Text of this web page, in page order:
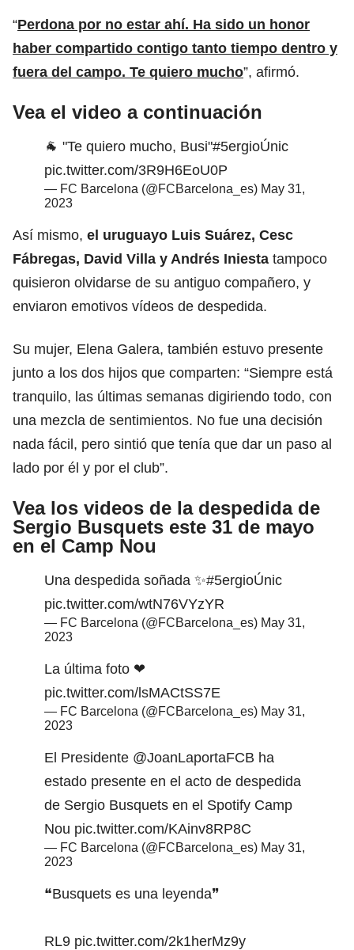
“Perdona por no estar ahí. Ha sido un honor
haber compartido contigo tanto tiempo dentro y
fuera del campo. Te quiero mucho”, afirmó.
Vea el video a continuación
🐐 "Te quiero mucho, Busi"#5ergioÚnic
pic.twitter.com/3R9H6EoU0P
— FC Barcelona (@FCBarcelona_es) May 31,
2023
Así mismo, el uruguayo Luis Suárez, Cesc
Fábregas, David Villa y Andrés Iniesta tampoco
quisieron olvidarse de su antiguo compañero, y
enviaron emotivos vídeos de despedida.
Su mujer, Elena Galera, también estuvo presente
junto a los dos hijos que comparten: “Siempre está
tranquilo, las últimas semanas digiriendo todo, con
una mezcla de sentimientos. No fue una decisión
nada fácil, pero sintió que tenía que dar un paso al
lado por él y por el club”.
Vea los videos de la despedida de
Sergio Busquets este 31 de mayo
en el Camp Nou
Una despedida soñada ✨#5ergioÚnic
pic.twitter.com/wtN76VYzYR
— FC Barcelona (@FCBarcelona_es) May 31,
2023
La última foto ❤
pic.twitter.com/lsMACtSS7E
— FC Barcelona (@FCBarcelona_es) May 31,
2023
El Presidente @JoanLaportaFCB ha
estado presente en el acto de despedida
de Sergio Busquets en el Spotify Camp
Nou pic.twitter.com/KAinv8RP8C
— FC Barcelona (@FCBarcelona_es) May 31,
2023
❝Busquets es una leyenda❞
RL9 pic.twitter.com/2k1herMz9y